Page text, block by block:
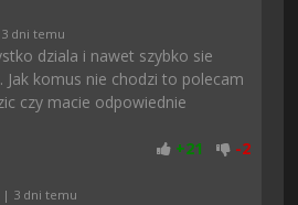
dni temu
dziala i nawet szybko sie
Jak komus nie chodzi to polecam
czy macie odpowiednie
+21 -2
| 3 dni temu